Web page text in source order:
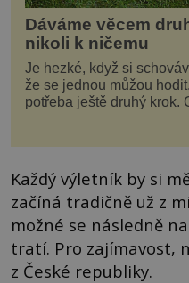
Dáváme věcem
nikoli k ničemu
Je hezké, když si
že se jednou můžou
potřeba ještě druhý krok.
Každý výletník by si
začíná tradičně už z
možné se následně
tratí. Pro zajímavost,
z České republiky.